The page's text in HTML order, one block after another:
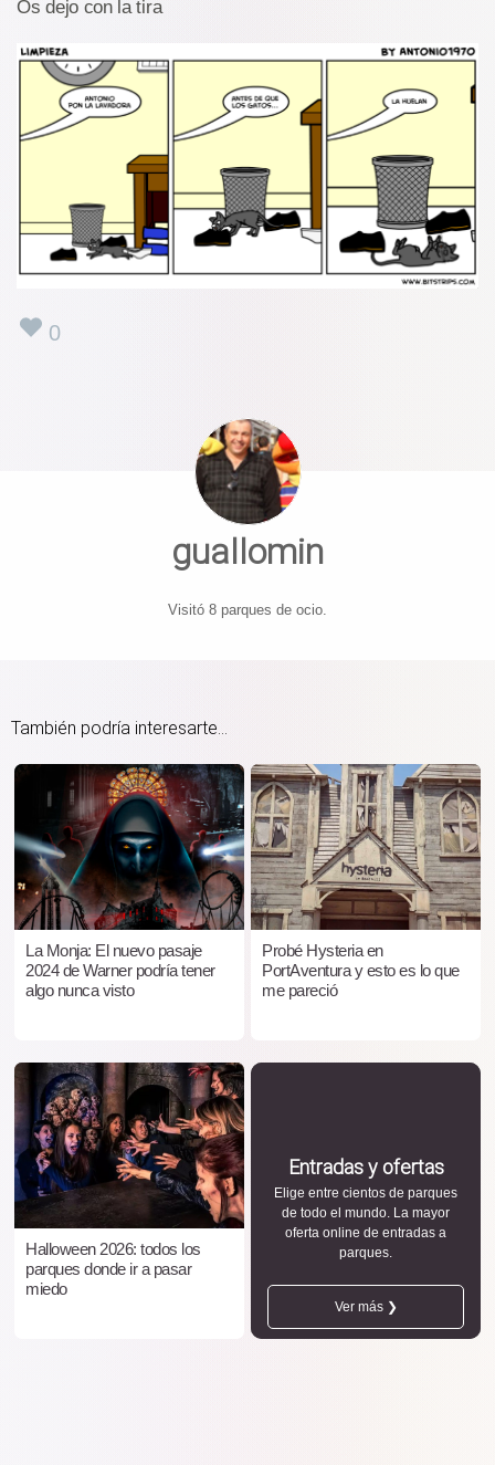
Os dejo con la tira
0
guallomin
Visitó 8 parques de ocio.
También podría interesarte...
La Monja: El nuevo pasaje
2024 de Warner podría tener
algo nunca visto
Probé Hysteria en
PortAventura y esto es lo que
me pareció
Halloween 2026: todos los
parques donde ir a pasar
miedo
Entradas y ofertas
Elige entre cientos de parques
de todo el mundo. La mayor
oferta online de entradas a
parques.
Ver más ❯